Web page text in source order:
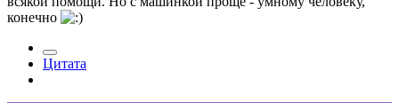
конечно
Цитата